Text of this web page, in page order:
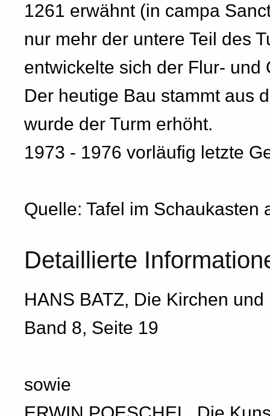
1261 erwähnt (in campa
nur mehr der untere Teil des
entwickelte sich der Flur- und
Der heutige Bau stammt aus
wurde der Turm erhöht.
1973 - 1976 vorläufig letzte
Quelle: Tafel im Schaukasten
Detaillierte
HANS BATZ, Die Kirchen
Band 8, Seite 19
sowie